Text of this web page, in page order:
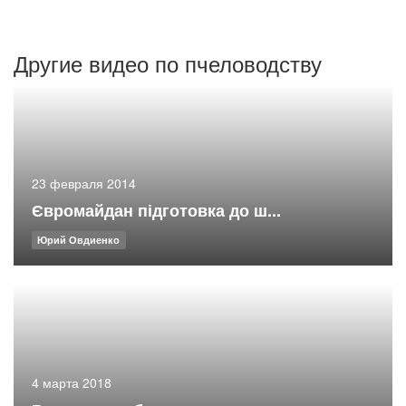
Другие видео по пчеловодству
23 февраля 2014
Євромайдан підготовка до ш...
Юрий Овдиенко
4 марта 2018